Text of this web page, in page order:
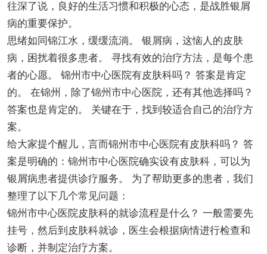
往深了说，良好的生活习惯和积极的心态，是战胜银屑
病的重要保护。
思绪如同锦江水，缓缓流淌。 银屑病，这恼人的皮肤
病，困扰着很多患者。 寻找有效的治疗方法，是每个患
者的心愿。 锦州市中心医院有皮肤科吗？ 答案是肯定
的。 在锦州，除了锦州市中心医院，还有其他选择吗？
答案也是肯定的。 关键在于，找到较适合自己的治疗方
案。
给大家提个醒儿，言而锦州市中心医院有皮肤科吗？ 答
案是明确的：锦州市中心医院确实设有皮肤科，可以为
银屑病患者提供诊疗服务。 为了帮助更多的患者，我们
整理了以下几个常见问题：
锦州市中心医院皮肤科的就诊流程是什么？ 一般需要先
挂号，然后到皮肤科就诊，医生会根据病情进行检查和
诊断，并制定治疗方案。